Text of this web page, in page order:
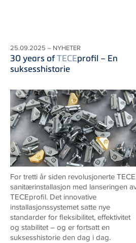
25.09.2025 – NYHETER
30 years ofTECEprofil – En
suksesshistorie
For tretti år siden revolusjonerteTECE
sanitærinstallasjon med lanseringen
TECEprofil. Det innovative
installasjonssystemet satte nye
standarder for fleksibilitet, effektivitet
og stabilitet – og er fortsatt en
suksesshistorie den dag i dag.